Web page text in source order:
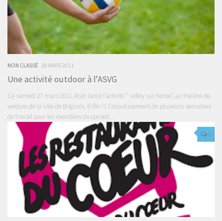
NON CLASSÉ 28 MARS 2021
Une activité outdoor à l’ASVG
Ce samedi 27 mars 2021, était lancé l’activité ” volley sur herbe”, au théâtre de
verdure de la ville de Brignais. Enfin !!! l’aboutissement de plusieurs semaines
de travail pour les membres du conseil...
0